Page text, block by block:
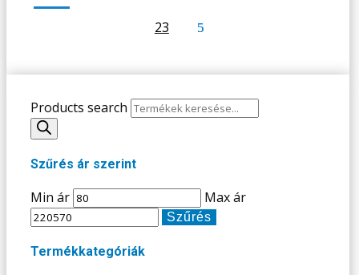
23
Products search
Szűrés ár szerint
Min ár Max ár
Szűrés
Termékkategóriák